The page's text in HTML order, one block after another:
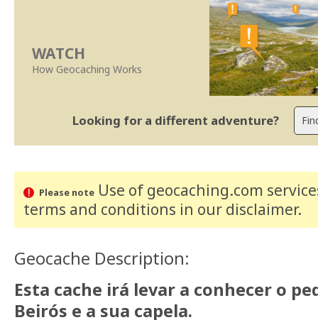
WATCH
How Geocaching Works
Looking for a different adventure?
Please noteUse of geocaching.com
terms and conditions in our disclaimer.
Geocache Description:
Esta cache irá levar a conhecer o
Beirós e a sua capela.